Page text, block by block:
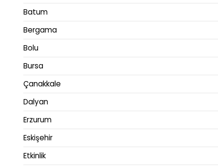
Batum
Bergama
Bolu
Bursa
Çanakkale
Dalyan
Erzurum
Eskişehir
Etkinlik